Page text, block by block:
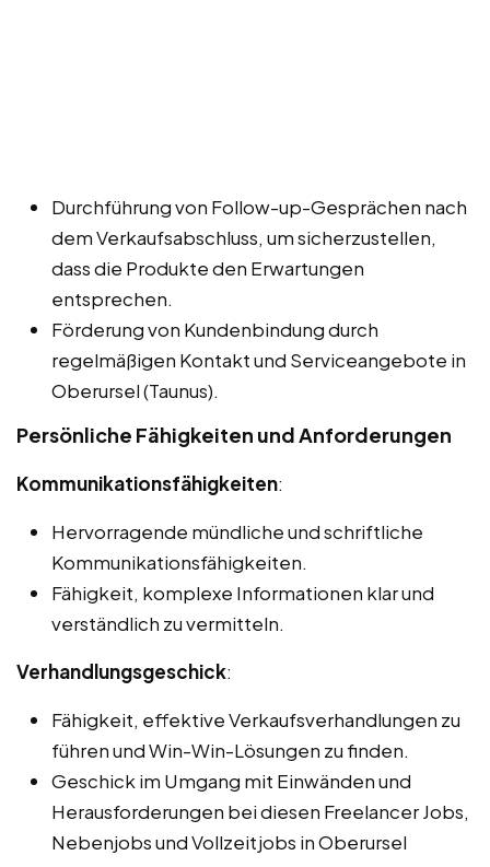
Durchführung von Follow-up-Gesprächen nach
dem Verkaufsabschluss, um sicherzustellen,
dass die Produkte den Erwartungen
entsprechen.
Förderung von Kundenbindung durch
regelmäßigen Kontakt und Serviceangebote in
Oberursel (Taunus).
Persönliche Fähigkeiten und Anforderungen
Kommunikationsfähigkeiten:
Hervorragende mündliche und schriftliche
Kommunikationsfähigkeiten.
Fähigkeit, komplexe Informationen klar und
verständlich zu vermitteln.
Verhandlungsgeschick:
Fähigkeit, effektive Verkaufsverhandlungen zu
führen und Win-Win-Lösungen zu finden.
Geschick im Umgang mit Einwänden und
Herausforderungen bei diesen Freelancer Jobs,
Nebenjobs und Vollzeitjobs in Oberursel